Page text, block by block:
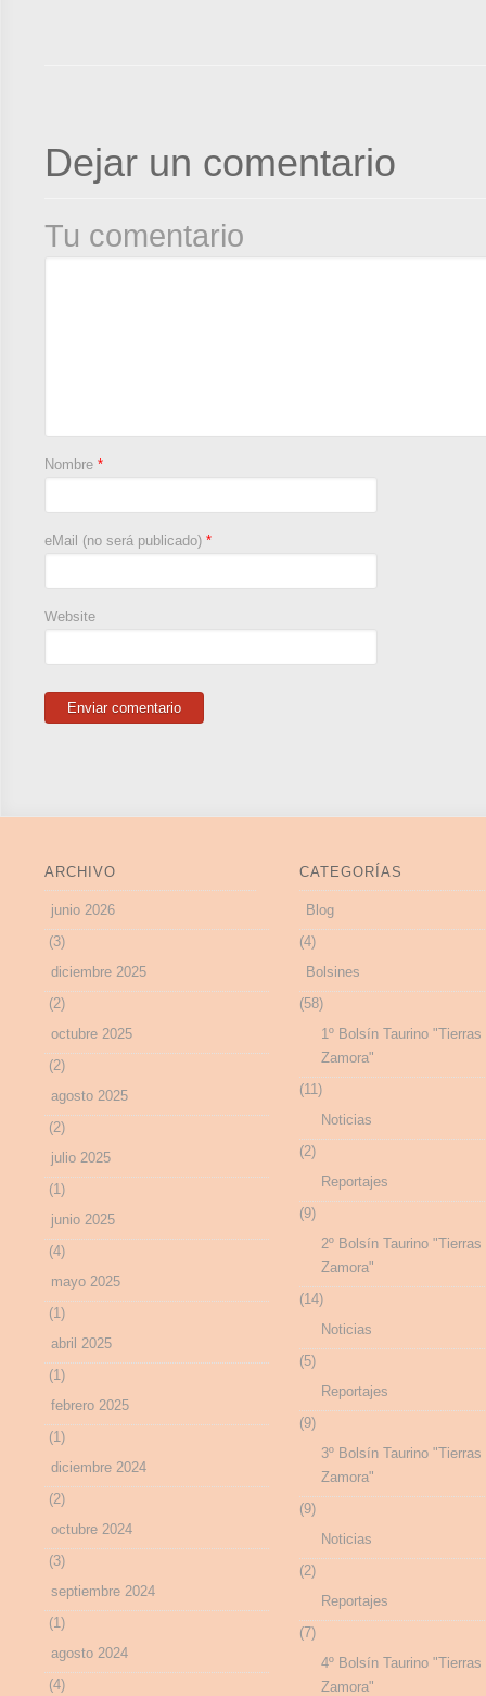
Dejar un comentario
Tu comentario
Nombre *
eMail (no será publicado) *
Website
ARCHIVO
junio 2026
(3)
diciembre 2025
(2)
octubre 2025
(2)
agosto 2025
(2)
julio 2025
(1)
junio 2025
(4)
mayo 2025
(1)
abril 2025
(1)
febrero 2025
(1)
diciembre 2024
(2)
octubre 2024
(3)
septiembre 2024
(1)
agosto 2024
(4)
CATEGORÍAS
Blog
(4)
Bolsines
(58)
1º Bolsín Taurino "Tierras
Zamora"
(11)
Noticias
(2)
Reportajes
(9)
2º Bolsín Taurino "Tierras
Zamora"
(14)
Noticias
(5)
Reportajes
(9)
3º Bolsín Taurino "Tierras
Zamora"
(9)
Noticias
(2)
Reportajes
(7)
4º Bolsín Taurino "Tierras
Zamora"